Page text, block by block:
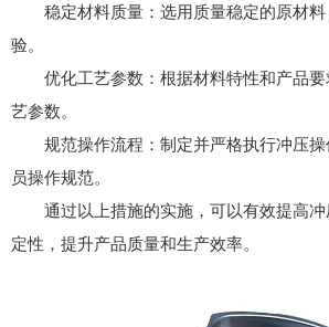
稳定材料质量：选用质量稳定的原材
验。
优化工艺参数：根据材料特性和产品
艺参数。
规范操作流程：制定并严格执行冲压
员操作规范。
通过以上措施的实施，可以有效提高
定性，提升产品质量和生产效率。